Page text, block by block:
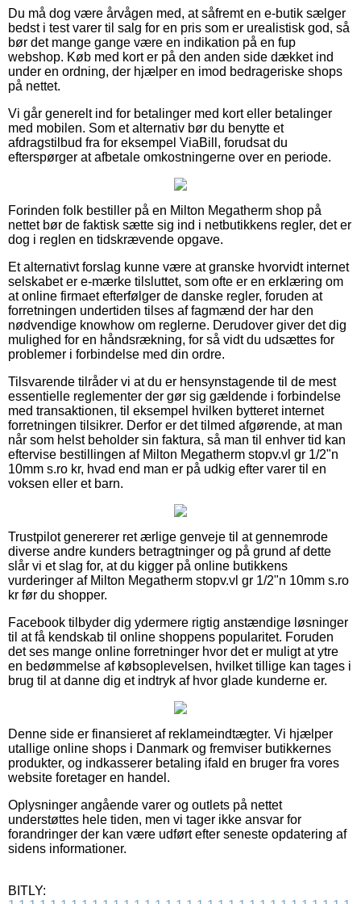
Du må dog være årvågen med, at såfremt en e-butik sælger
bedst i test varer til salg for en pris som er urealistisk god, så
bør det mange gange være en indikation på en fup
webshop. Køb med kort er på den anden side dækket ind
under en ordning, der hjælper en imod bedrageriske shops
på nettet.
Vi går generelt ind for betalinger med kort eller betalinger
med mobilen. Som et alternativ bør du benytte et
afdragstilbud fra for eksempel ViaBill, forudsat du
efterspørger at afbetale omkostningerne over en periode.
Forinden folk bestiller på en Milton Megatherm shop på
nettet bør de faktisk sætte sig ind i netbutikkens regler, det er
dog i reglen en tidskrævende opgave.
Et alternativt forslag kunne være at granske hvorvidt internet
selskabet er e-mærke tilsluttet, som ofte er en erklæring om
at online firmaet efterfølger de danske regler, foruden at
forretningen undertiden tilses af fagmænd der har den
nødvendige knowhow om reglerne. Derudover giver det dig
mulighed for en håndsrækning, for så vidt du udsættes for
problemer i forbindelse med din ordre.
Tilsvarende tilråder vi at du er hensynstagende til de mest
essentielle reglementer der gør sig gældende i forbindelse
med transaktionen, til eksempel hvilken bytteret internet
forretningen tilsikrer. Derfor er det tilmed afgørende, at man
når som helst beholder sin faktura, så man til enhver tid kan
eftervise bestillingen af Milton Megatherm stopv.vl gr 1/2"n
10mm s.ro kr, hvad end man er på udkig efter varer til en
voksen eller et barn.
Trustpilot genererer ret ærlige genveje til at gennemrode
diverse andre kunders betragtninger og på grund af dette
slår vi et slag for, at du kigger på online butikkens
vurderinger af Milton Megatherm stopv.vl gr 1/2"n 10mm s.ro
kr før du shopper.
Facebook tilbyder dig ydermere rigtig anstændige løsninger
til at få kendskab til online shoppens popularitet. Foruden
det ses mange online forretninger hvor det er muligt at ytre
en bedømmelse af købsoplevelsen, hvilket tillige kan tages i
brug til at danne dig et indtryk af hvor glade kunderne er.
Denne side er finansieret af reklameindtægter. Vi hjælper
utallige online shops i Danmark og fremviser butikkernes
produkter, og indkasserer betaling ifald en bruger fra vores
website foretager en handel.
Oplysninger angående varer og outlets på nettet
understøttes hele tiden, men vi tager ikke ansvar for
forandringer der kan være udført efter seneste opdatering af
sidens informationer.
BITLY: